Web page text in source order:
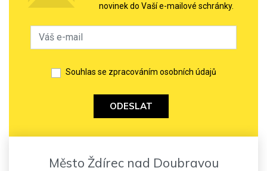
novinek do Vaší e-mailové schránky.
Souhlas se zpracováním osobních údajů
ODESLAT
Město Ždírec nad Doubravou